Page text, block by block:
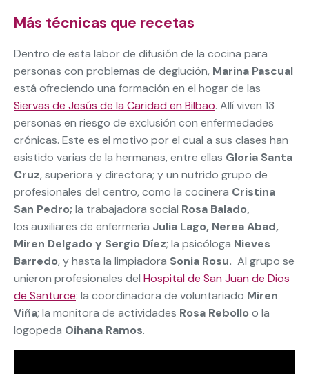
Más técnicas que recetas
Dentro de esta labor de difusión de la cocina para
personas con problemas de deglución, Marina Pascual
está ofreciendo una formación en el hogar de las
Siervas de Jesús de la Caridad en Bilbao. Allí viven 13
personas en riesgo de exclusión con enfermedades
crónicas. Este es el motivo por el cual a sus clases han
asistido varias de la hermanas, entre ellas Gloria Santa
Cruz, superiora y directora; y un nutrido grupo de
profesionales del centro, como la cocinera Cristina
San Pedro; la trabajadora social Rosa Balado,
los auxiliares de enfermería Julia Lago, Nerea Abad,
Miren Delgado y Sergio Díez; la psicóloga Nieves
Barredo, y hasta la limpiadora Sonia Rosu. Al grupo se
unieron profesionales del Hospital de San Juan de Dios
de Santurce: la coordinadora de voluntariado Miren
Viña; la monitora de actividades Rosa Rebollo o la
logopeda Oihana Ramos.